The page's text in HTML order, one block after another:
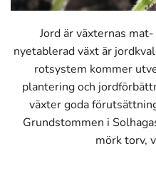
Jord är växternas
nyetablerad växt är
rotsystem kommer
plantering och
växter goda
Grundstommen i
mörk torv,